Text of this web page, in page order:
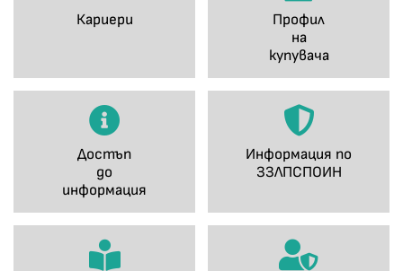
Кариери
Профил
на
купувача
Достъп
до
информация
Информация по
ЗЗЛПСПОИН